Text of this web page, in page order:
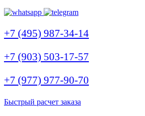
+7 (495) 987-34-14
+7 (903) 503-17-57
+7 (977) 977-90-70
Быстрый расчет заказа